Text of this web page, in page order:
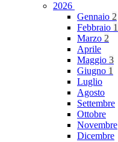
2026
Gennaio 2
Febbraio 1
Marzo 2
Aprile
Maggio 3
Giugno 1
Luglio
Agosto
Settembre
Ottobre
Novembre
Dicembre